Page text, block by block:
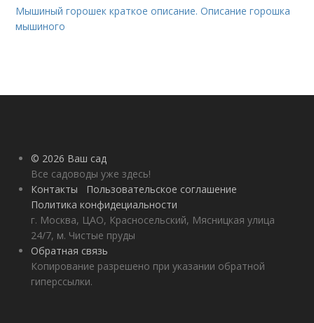
Мышиный горошек краткое описание. Описание горошка
мышиного
© 2026 Ваш сад
Все садоводы уже здесь!
Контакты
Пользовательское соглашение
Политика конфидециальности
г. Москва, ЦАО, Красносельский, Мясницкая улица
24/7, м. Чистые пруды
Обратная связь
Копирование разрешено при указании обратной
гиперссылки.